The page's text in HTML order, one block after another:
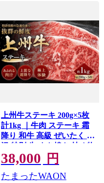
上州牛ステーキ 200g×5枚
計1kg ｜牛肉 ステーキ 霜
降り 和牛 高級 ぜいたく 贅
沢 特別 牛 すき焼き 炒め物
ブランド牛 上州牛 使いや
すい 便利 長期保存 冷凍 ス
トック 群馬県 前橋市
38,000 円
たまったWAON